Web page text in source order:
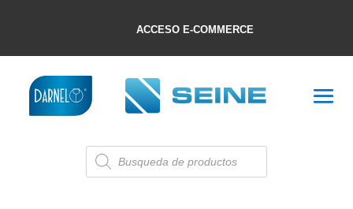
ACCESO E-COMMERCE
Búsqueda
de
productos